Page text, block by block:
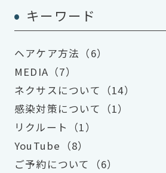
キーワード
ヘアケア方法（6）
MEDIA（7）
ネクサスについて（14）
感染対策について（1）
リクルート（1）
YouTube（8）
ご予約について（6）